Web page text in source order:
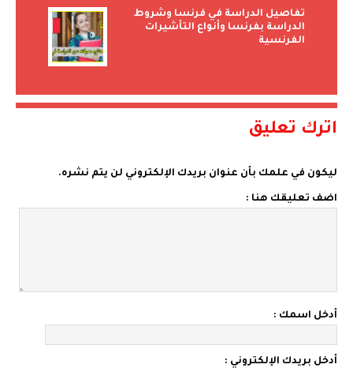
تفاصيل الدراسة في فرنسا وشروط
الدراسة بفرنسا وأنواع التأشيرات
الفرنسية
اترك تعليق
ليكون في علمك بأن عنوان بريدك الإلكتروني لن يتم نشره.
اضف تعليقك هنا :
أدخل اسمك :
أدخل بريدك الإلكتروني :